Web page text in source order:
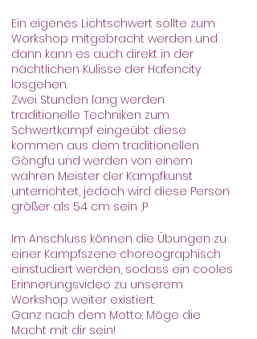
Ein eigenes Lichtschwert sollte zum
Workshop mitgebracht werden und
dann kann es auch direkt in der
nächtlichen Kulisse der Hafencity
losgehen.
Zwei Stunden lang werden
traditionelle Techniken zum
Schwertkampf eingeübt. diese
kommen aus dem traditionellen
Gòngfu und werden von einem
wahren Meister der Kampfkunst
unterrichtet, jedoch wird diese Person
größer als 54 cm sein ;P
Im Anschluss können die Übungen zu
einer Kampfszene choreographisch
einstudiert werden, sodass ein cooles
Erinnerungsvideo zu unserem
Workshop weiter existiert.
Ganz nach dem Motto: Möge die
Macht mit dir sein!